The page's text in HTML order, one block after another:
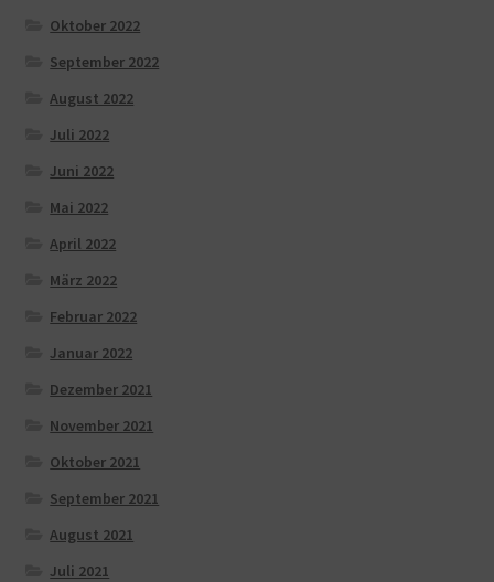
Oktober 2022
September 2022
August 2022
Juli 2022
Juni 2022
Mai 2022
April 2022
März 2022
Februar 2022
Januar 2022
Dezember 2021
November 2021
Oktober 2021
September 2021
August 2021
Juli 2021